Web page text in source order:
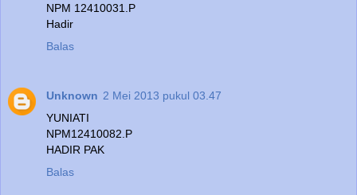
NPM 12410031.P
Hadir
Balas
Unknown 2 Mei 2013 pukul 03.47
YUNIATI
NPM12410082.P
HADIR PAK
Balas